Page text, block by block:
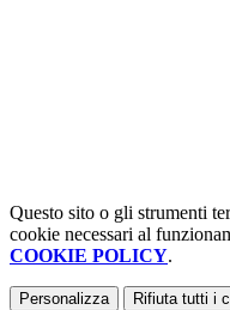
Questo sito o gli strumenti
cookie necessari al
COOKIE POLICY.
Personalizza Rifiuta tutti i